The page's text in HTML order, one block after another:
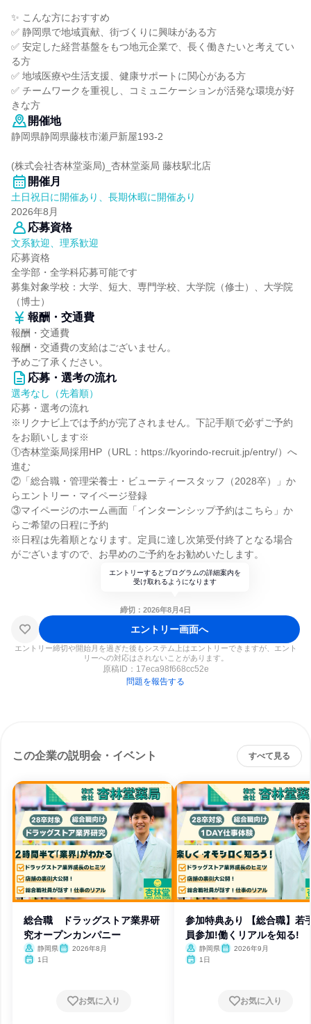
✨ こんな方におすすめ
✅ 静岡県で地域貢献、街づくりに興味がある方
✅ 安定した経営基盤をもつ地元企業で、長く働きたいと考えてい
る方
✅ 地域医療や生活支援、健康サポートに関心がある方
✅ チームワークを重視し、コミュニケーションが活発な環境が好
きな方
開催地
静岡県静岡県藤枝市瀬戸新屋193‐2
(株式会社杏林堂薬局)_杏林堂薬局 藤枝駅北店
開催月
土日祝日に開催あり、長期休暇に開催あり
2026年8月
応募資格
文系歓迎、理系歓迎
応募資格
全学部・全学科応募可能です
募集対象学校：大学、短大、専門学校、大学院（修士）、大学院
（博士）
報酬・交通費
報酬・交通費
報酬・交通費の支給はございません。
予めご了承ください。
応募・選考の流れ
選考なし（先着順）
応募・選考の流れ
※リクナビ上では予約が完了されません。下記手順で必ずご予約
をお願いします※
①杏林堂薬局採用HP（URL：https://kyorindo-recruit.jp/entry/）へ
進む
②「総合職・管理栄養士・ビューティースタッフ（2028卒）」か
らエントリー・マイページ登録
③マイページのホーム画面「インターンシップ予約はこちら」か
らご希望の日程に予約
※日程は先着順となります。定員に達し次第受付終了となる場合
がございますので、お早めのご予約をお勧めいたします。
エントリーするとプログラムの詳細案内を
受け取れるようになります
締切：2026年8月4日
エントリー画面へ
エントリー締切や開始月を過ぎた後もシステム上はエントリーできますが、エント
リーへの対応はされないことがあります。
原稿ID： 17eca98f668cc52e
問題を報告する
この企業の説明会・イベント すべて見る
総合職 ドラッグストア業界研
究オープンカンパニー
静岡県
2026年8月
1日
お気に入り
参加特典あり 【総合職】若
員参加!働くリアルを知る!
静岡県
2026年9月
1日
お気に入り